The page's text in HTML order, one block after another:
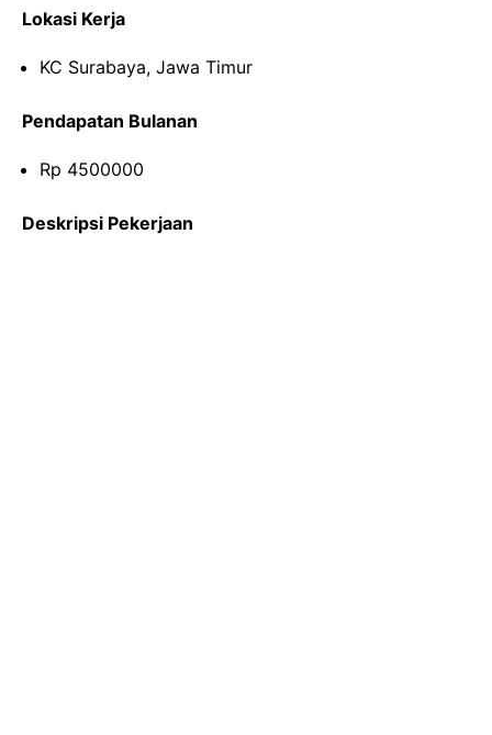
Lokasi Kerja
KC Surabaya, Jawa Timur
Pendapatan Bulanan
Rp 4500000
Deskripsi Pekerjaan